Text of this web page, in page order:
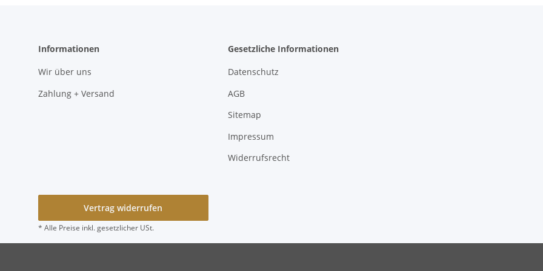
Informationen
Wir über uns
Zahlung + Versand
Gesetzliche Informationen
Datenschutz
AGB
Sitemap
Impressum
Widerrufsrecht
Vertrag widerrufen
* Alle Preise inkl. gesetzlicher USt.